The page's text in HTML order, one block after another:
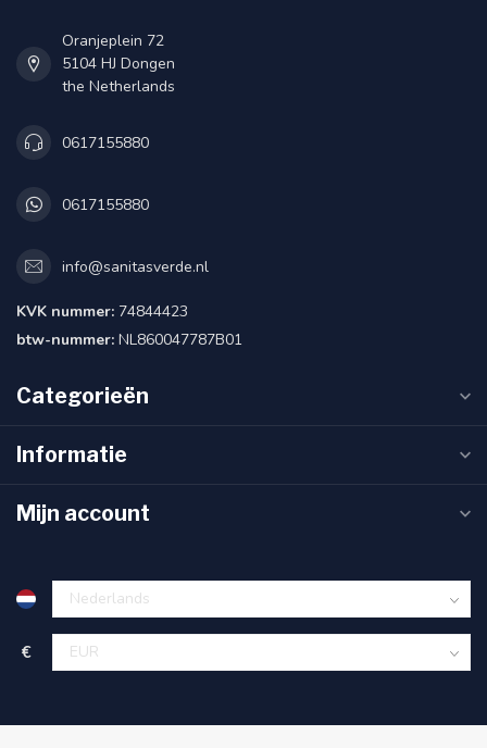
Oranjeplein 72
5104 HJ Dongen
the Netherlands
0617155880
0617155880
info@sanitasverde.nl
KVK nummer: 74844423
btw-nummer: NL860047787B01
Categorieën
Informatie
Mijn account
€